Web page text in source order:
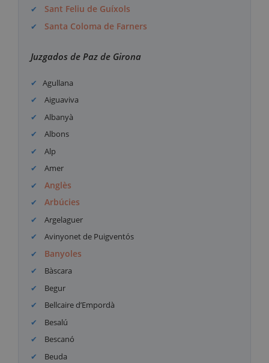
Sant Feliu de Guíxols
Santa Coloma de Farners
Juzgados de Paz de Girona
Agullana
Aiguaviva
Albanyà
Albons
Alp
Amer
Anglès
Arbúcies
Argelaguer
Avinyonet de Puigventós
Banyoles
Bàscara
Begur
Bellcaire d’Empordà
Besalú
Bescanó
Beuda